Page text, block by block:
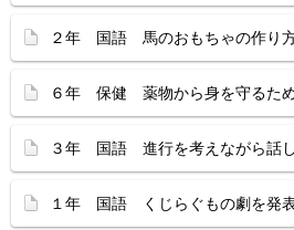
２年 国語 馬のおもちゃの作り
６年 保健 薬物から身を守るた
３年 国語 進行を考えながら話
１年 国語 くじらぐもの劇を発